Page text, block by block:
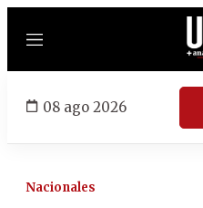
Menú
08 ago 2026
Nacionales